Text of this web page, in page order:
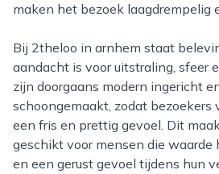
maken het bezoek laagdrempelig
Bij 2theloo in arnhem staat beleving centraal, waarbij
aandacht is voor uitstraling, sfeer
zijn doorgaans modern ingericht
schoongemaakt, zodat bezoekers
een fris en prettig gevoel. Dit
geschikt voor mensen die
en een gerust gevoel tijdens hun